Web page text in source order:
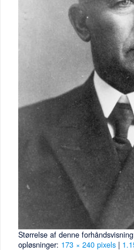
Størrelse af denne
opløsninger: 173 × 240 pixels |